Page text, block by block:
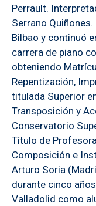
Perrault.
Serrano
Bilbao y continuó
carrera de piano
obteniendo
Repentización,
titulada Superior
Transposición y
Conservatorio
Título de
Composición e
Arturo Soria
durante cinco
Valladolid como